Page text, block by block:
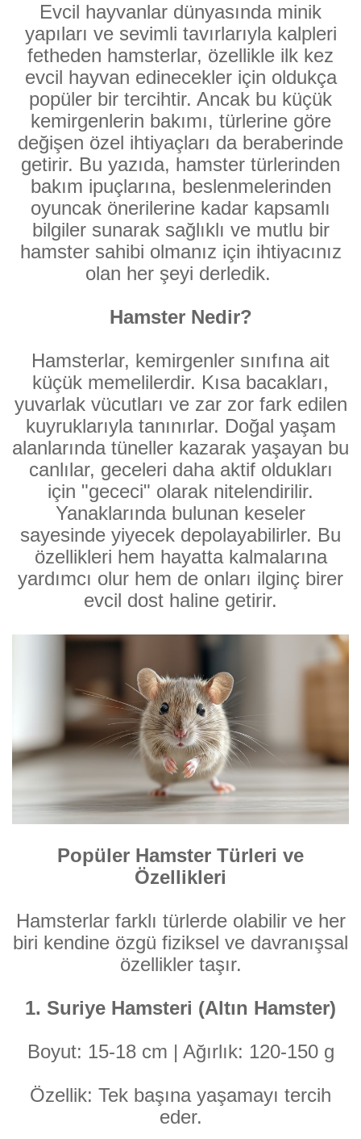
Evcil hayvanlar dünyasında minik
yapıları ve sevimli tavırlarıyla kalpleri
fetheden hamsterlar, özellikle ilk kez
evcil hayvan edinecekler için oldukça
popüler bir tercihtir. Ancak bu küçük
kemirgenlerin bakımı, türlerine göre
değişen özel ihtiyaçları da beraberinde
getirir. Bu yazıda, hamster türlerinden
bakım ipuçlarına, beslenmelerinden
oyuncak önerilerine kadar kapsamlı
bilgiler sunarak sağlıklı ve mutlu bir
hamster sahibi olmanız için ihtiyacınız
olan her şeyi derledik.
Hamster Nedir?
Hamsterlar, kemirgenler sınıfına ait
küçük memelilerdir. Kısa bacakları,
yuvarlak vücutları ve zar zor fark edilen
kuyruklarıyla tanınırlar. Doğal yaşam
alanlarında tüneller kazarak yaşayan bu
canlılar, geceleri daha aktif oldukları
için "gececi" olarak nitelendirilir.
Yanaklarında bulunan keseler
sayesinde yiyecek depolayabilirler. Bu
özellikleri hem hayatta kalmalarına
yardımcı olur hem de onları ilginç birer
evcil dost haline getirir.
Popüler Hamster Türleri ve
Özellikleri
Hamsterlar farklı türlerde olabilir ve her
biri kendine özgü fiziksel ve davranışsal
özellikler taşır.
1. Suriye Hamsteri (Altın Hamster)
Boyut: 15-18 cm | Ağırlık: 120-150 g
Özellik: Tek başına yaşamayı tercih
eder.